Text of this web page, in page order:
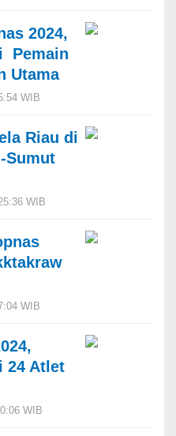
2024,
Pemain
Utama
WIB
Riau di
Sumut
WIB
WIB
24 Atlet
WIB